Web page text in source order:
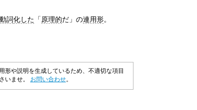
詞化した 「 原理的だ」の連用形。
形や説明を生成しているため、不適切な項目
いませ。 お問い合わせ。